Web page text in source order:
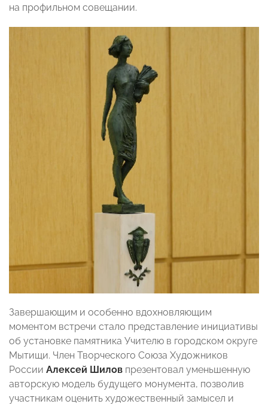
на профильном совещании.
Завершающим и особенно вдохновляющим
моментом встречи стало представление инициативы
об установке памятника Учителю в городском округе
Мытищи. Член Творческого Союза Художников
России Алексей Шилов презентовал уменьшенную
авторскую модель будущего монумента, позволив
участникам оценить художественный замысел и